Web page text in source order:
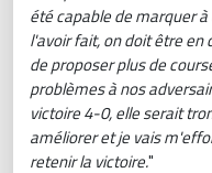
été capable de marquer
l'avoir fait, on doit être en
de proposer plus de
problèmes à nos
victoire 4-0, elle serait
améliorer et je vais
retenir la victoire."